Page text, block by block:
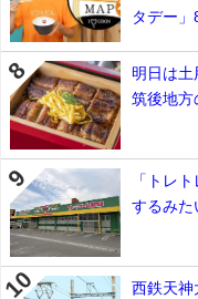
タデー
明日は土
筑後地方
「トレ
するみた
西鉄天神